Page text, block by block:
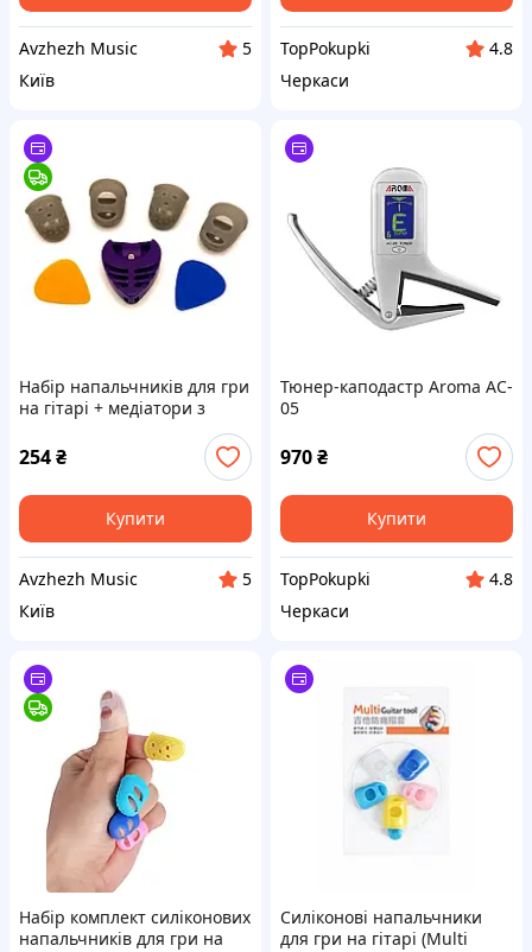
Avzhezh Music
5
Київ
TopPokupki
4.8
Черкаси
Набір напальчників для гри
на гітарі + медіатори з
254₴
Купити
Avzhezh Music
5
Київ
Тюнер-каподастр Aroma AC-
05
970₴
Купити
TopPokupki
4.8
Черкаси
Набір комплект силіконових
напальчників для гри на
Силіконові напальчники
для гри на гітарі (Multi